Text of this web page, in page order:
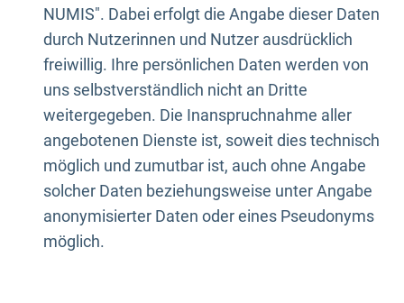
NUMIS". Dabei erfolgt die Angabe dieser Daten
durch Nutzerinnen und Nutzer ausdrücklich
freiwillig. Ihre persönlichen Daten werden von
uns selbstverständlich nicht an Dritte
weitergegeben. Die Inanspruchnahme aller
angebotenen Dienste ist, soweit dies technisch
möglich und zumutbar ist, auch ohne Angabe
solcher Daten beziehungsweise unter Angabe
anonymisierter Daten oder eines Pseudonyms
möglich.